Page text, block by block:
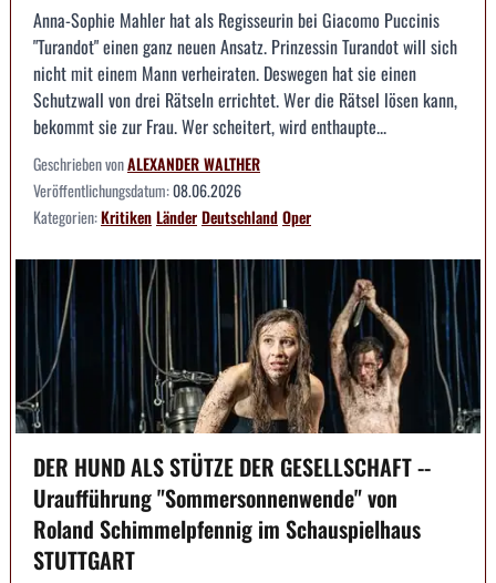
Anna-Sophie Mahler hat als Regisseurin bei Giacomo Puccinis
"Turandot" einen ganz neuen Ansatz. Prinzessin Turandot will sich
nicht mit einem Mann verheiraten. Deswegen hat sie einen
Schutzwall von drei Rätseln errichtet. Wer die Rätsel lösen kann,
bekommt sie zur Frau. Wer scheitert, wird enthaupte...
Geschrieben vonALEXANDER WALTHER
Veröffentlichungsdatum:08.06.2026
Kategorien:KritikenLänderDeutschlandOper
DER HUND ALS STÜTZE DER GESELLSCHAFT --
Uraufführung "Sommersonnenwende" von
Roland Schimmelpfennig im Schauspielhaus
STUTTGART